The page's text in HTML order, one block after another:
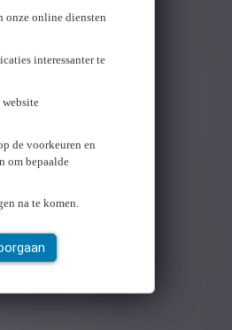
onze online diensten
interessanter te
website
de voorkeuren en
om bepaalde
na te komen.